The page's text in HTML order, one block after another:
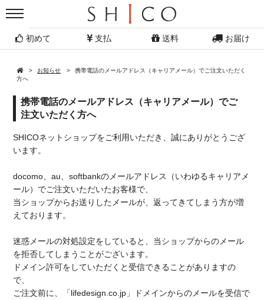
初めて 支払 送料 お届け
お知らせ
携帯電話のメールアドレス（キャリアメール）でご注文いただく
方へ
携帯電話のメールアドレス（キャリアメール）でご
注文いただく方へ
SHICOネットショップをご利用いただき、誠にありがとうござ
います。
docomo、au、softbankのメールアドレス（いわゆるキャリアメ
ール）でご注文いただいたお客様で、
当ショップからお送りしたメールが、返ってきてしまう方が増
えております。
迷惑メールの対処設定をしていると、当ショップからのメール
を拒否してしまうことがございます。
ドメイン許可をしていただくと受信できることがありますの
で、
ご注文前に、「lifedesign.co.jp」ドメインからのメールを受信で